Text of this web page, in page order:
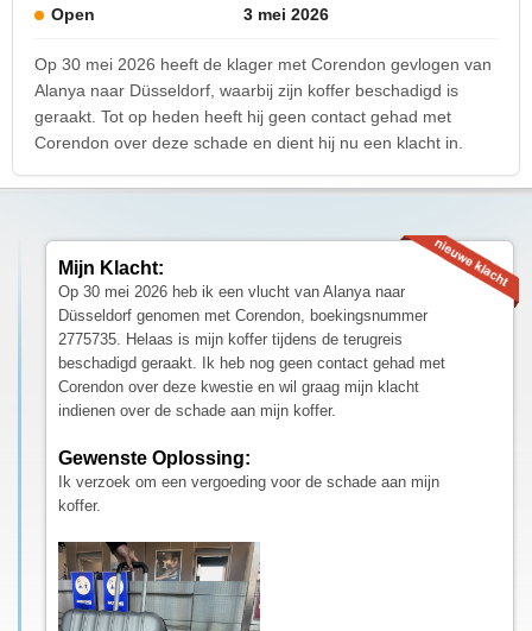
Open 3 mei 2026
Op 30 mei 2026 heeft de klager met Corendon gevlogen van
Alanya naar Düsseldorf, waarbij zijn koffer beschadigd is
geraakt. Tot op heden heeft hij geen contact gehad met
Corendon over deze schade en dient hij nu een klacht in.
Mijn Klacht:
Op 30 mei 2026 heb ik een vlucht van Alanya naar
Düsseldorf genomen met Corendon, boekingsnummer
2775735. Helaas is mijn koffer tijdens de terugreis
beschadigd geraakt. Ik heb nog geen contact gehad met
Corendon over deze kwestie en wil graag mijn klacht
indienen over de schade aan mijn koffer.
Gewenste Oplossing:
Ik verzoek om een vergoeding voor de schade aan mijn
koffer.